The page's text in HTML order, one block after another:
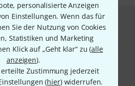
personalisierte Anzeigen
Einstellungen. Wenn das für
Sie der Nutzung von Cookies
Statistiken und Marketing
Klick auf „Geht klar“ zu (alle
anzeigen).
Zustimmung jederzeit
(hier) widerrufen.